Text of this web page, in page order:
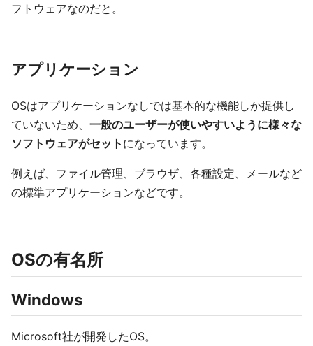
フトウェアなのだと。
アプリケーション
OSはアプリケーションなしでは基本的な機能しか提供し
ていないため、 一般のユーザーが使いやすいように様々な
ソフトウェアがセット になっています。
例えば、ファイル管理、ブラウザ、各種設定、メールなど
の標準アプリケーションなどです。
OSの有名所
Windows
Microsoft社が開発したOS。